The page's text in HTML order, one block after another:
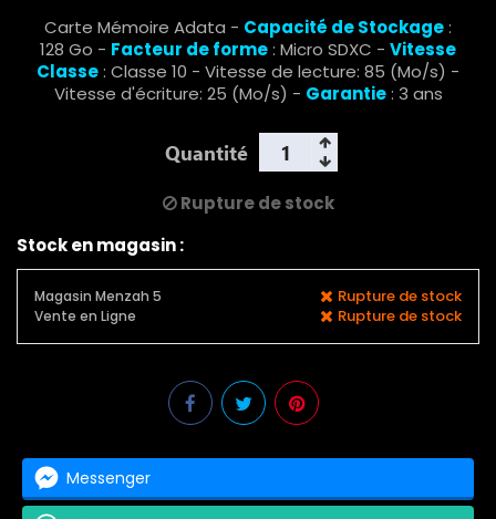
Carte Mémoire Adata - Capacité de Stockage:
128 Go - Facteur de forme: Micro SDXC - Vitesse
Classe: Classe 10 - Vitesse de lecture: 85 (Mo/s) -
Vitesse d'écriture: 25 (Mo/s) - Garantie : 3 ans
Quantité
Rupture de stock
Stock en magasin :
Magasin Menzah 5 Rupture de stock
Vente en Ligne Rupture de stock
Messenger